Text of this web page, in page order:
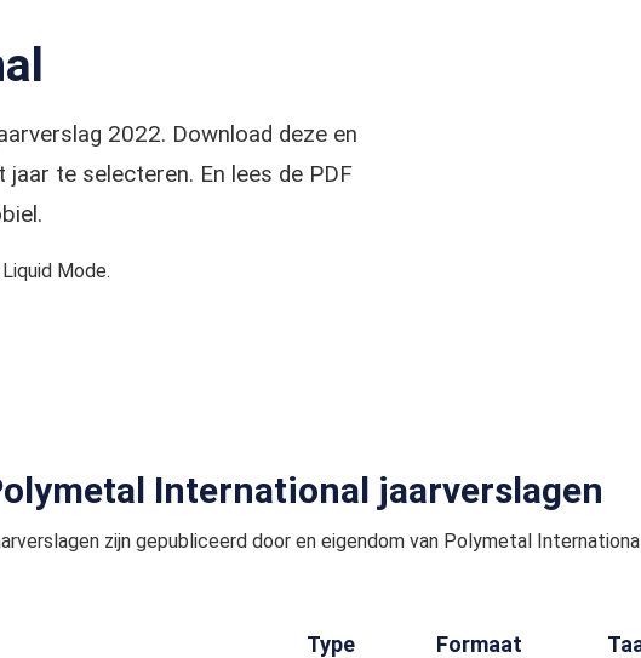
2022. Download deze en
te selecteren. En lees de PDF
Mode.
International jaarverslagen
zijn gepubliceerd door en eigendom van Polymetal
Type Formaat